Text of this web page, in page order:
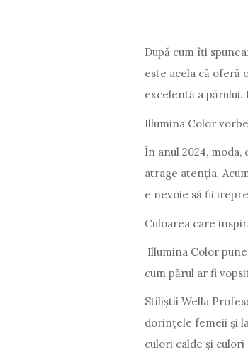
După cum îți
este acela că oferă
excelentă a părului.
Illumina Color
În anul 2024,
atrage atenția.
e nevoie să fii
Culoarea care
Illumina Color
cum părul ar fi
Stiliștii Wella
dorințele femeii și
culori calde și culori